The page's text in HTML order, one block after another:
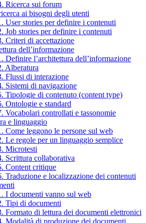
Ricerca sui forum
ai bisogni degli utenti
User stories per definire i contenuti
Job stories per definire i contenuti
Criteri di accettazione
dell’informazione
Definire l’architettura dell’informazione
Alberatura
Flussi di interazione
Sistemi di navigazione
Tipologie di contenuto (content type)
Ontologie e standard
Vocabolari controllati e tassonomie
e linguaggio
Come leggono le persone sul web
Le regole per un linguaggio semplice
Microtesti
Scrittura collaborativa
Content critique
Traduzione e localizzazione dei contenuti
I documenti vanno sul web
Tipi di documenti
Formato di lettura dei documenti elettronici
Modalità di produzione dei documenti